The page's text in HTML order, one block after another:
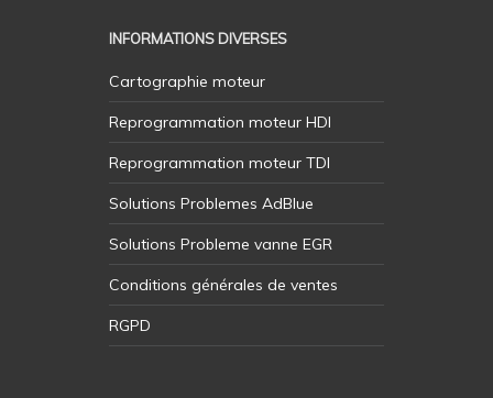
INFORMATIONS DIVERSES
Cartographie moteur
Reprogrammation moteur HDI
Reprogrammation moteur TDI
Solutions Problemes AdBlue
Solutions Probleme vanne EGR
Conditions générales de ventes
RGPD